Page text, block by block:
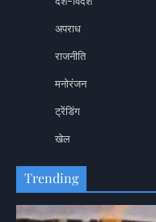
अपराध
राजनीति
मनोरंजन
ट्रेंडिंग
खेल
Trending